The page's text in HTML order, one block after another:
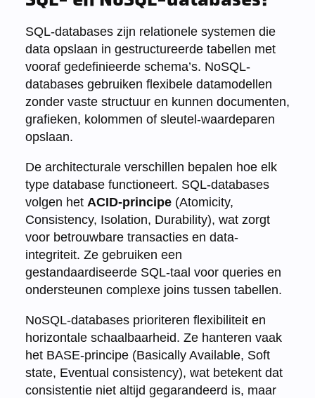
SQL-databases zijn relationele systemen die
data opslaan in gestructureerde tabellen met
vooraf gedefinieerde schema’s. NoSQL-
databases gebruiken flexibele datamodellen
zonder vaste structuur en kunnen documenten,
grafieken, kolommen of sleutel-waardeparen
opslaan.
De architecturale verschillen bepalen hoe elk
type database functioneert. SQL-databases
volgen het ACID-principe(Atomicity,
Consistency, Isolation, Durability), wat zorgt
voor betrouwbare transacties en data-
integriteit. Ze gebruiken een
gestandaardiseerde SQL-taal voor queries en
ondersteunen complexe joins tussen tabellen.
NoSQL-databases prioriteren flexibiliteit en
horizontale schaalbaarheid. Ze hanteren vaak
het BASE-principe (Basically Available, Soft
state, Eventual consistency), wat betekent dat
consistentie niet altijd gegarandeerd is, maar